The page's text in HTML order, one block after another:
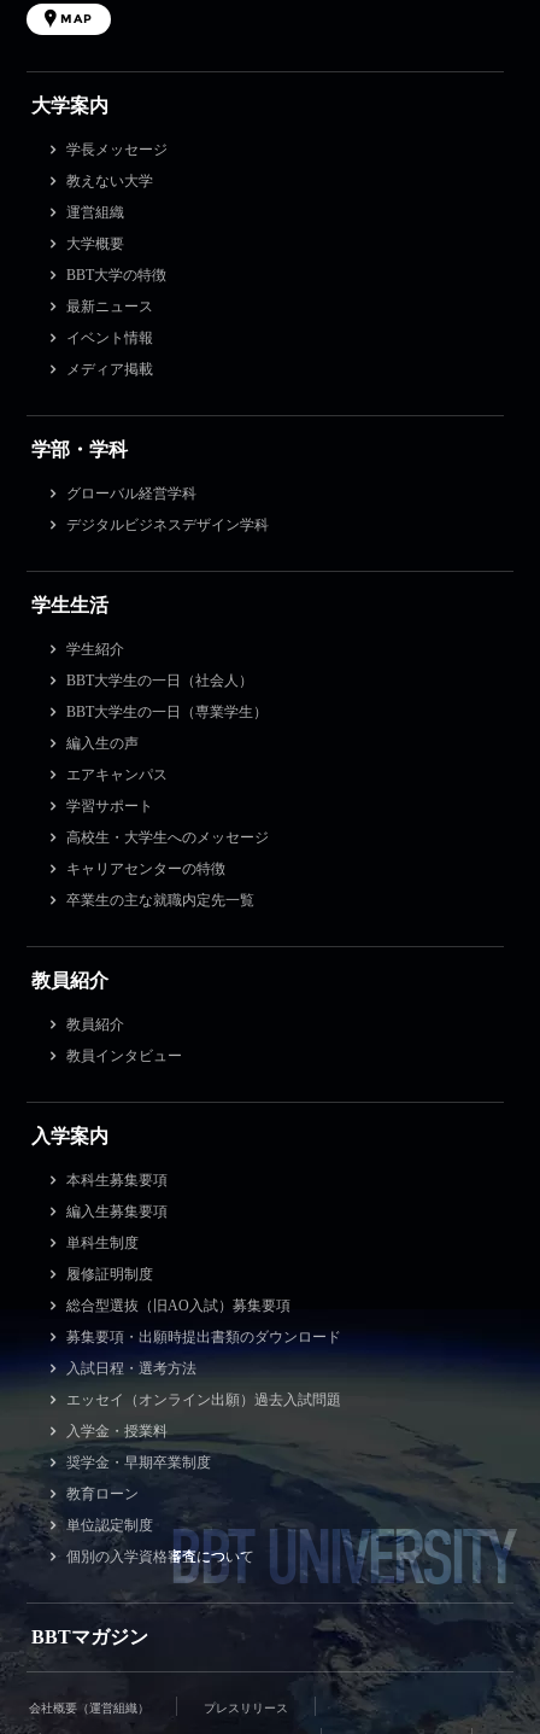
MAP
大学案内
学長メッセージ
教えない大学
運営組織
大学概要
BBT大学の特徴
最新ニュース
イベント情報
メディア掲載
学部・学科
グローバル経営学科
デジタルビジネスデザイン学科
学生生活
学生紹介
BBT大学生の一日（社会人）
BBT大学生の一日（専業学生）
編入生の声
エアキャンパス
学習サポート
高校生・大学生へのメッセージ
キャリアセンターの特徴
卒業生の主な就職内定先一覧
教員紹介
教員紹介
教員インタビュー
入学案内
本科生募集要項
編入生募集要項
単科生制度
履修証明制度
総合型選抜（旧AO入試）募集要項
募集要項・出願時提出書類のダウンロード
入試日程・選考方法
エッセイ（オンライン出願）過去入試問題
入学金・授業料
奨学金・早期卒業制度
教育ローン
単位認定制度
個別の入学資格審査について
BBTマガジン
BBT UNIVERSITY
会社概要（運営組織） プレスリリース